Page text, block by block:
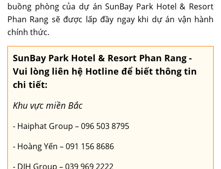
buồng phòng của dự án SunBay Park Hotel & Resort
Phan Rang sẽ được lấp đầy ngay khi dự án vận hành
chính thức.
SunBay Park Hotel & Resort Phan Rang -
Vui lòng liên hệ Hotline để biết thông tin
chi tiết:
Khu vực miền Bắc
- Haiphat Group – 096 503 8795
- Hoàng Yến – 091 156 8686
- DIH Group – 039 969 2222